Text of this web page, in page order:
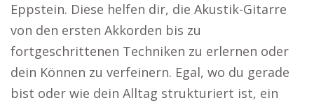
Eppstein. Diese helfen dir, die Akustik-Gitarre
von den ersten Akkorden bis zu
fortgeschrittenen Techniken zu erlernen oder
dein Können zu verfeinern. Egal, wo du gerade
bist oder wie dein Alltag strukturiert ist, ein